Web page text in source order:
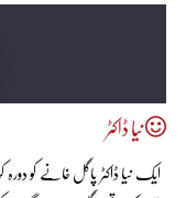
نیا ڈاکٹر
ایک نیا ڈاکٹر پاگل خانے کو